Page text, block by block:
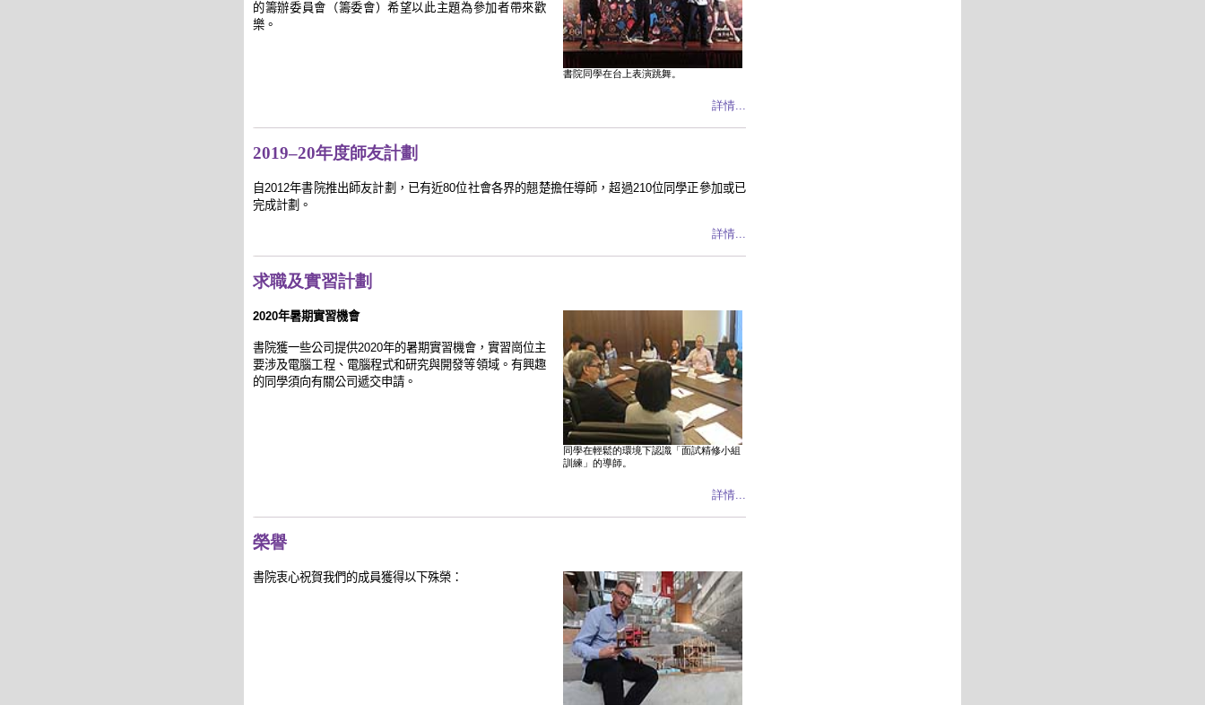
的籌辦委員會（籌委會）希望以此主題為參加者帶來歡
樂。
書院同學在台上表演跳舞。
詳情...
2019–20年度師友計劃
自2012年書院推出師友計劃，已有近80位社會各界的翹楚擔任導師，超過210位同學正參加或已
完成計劃。
詳情...
求職及實習計劃
2020年暑期實習機會
書院獲一些公司提供2020年的暑期實習機會，實習崗位主
要涉及電腦工程、電腦程式和研究與開發等領域。有興趣
的同學須向有關公司遞交申請。
同學在輕鬆的環境下認識「面試精修小組
訓練」的導師。
詳情...
榮譽
書院衷心祝賀我們的成員獲得以下殊榮：